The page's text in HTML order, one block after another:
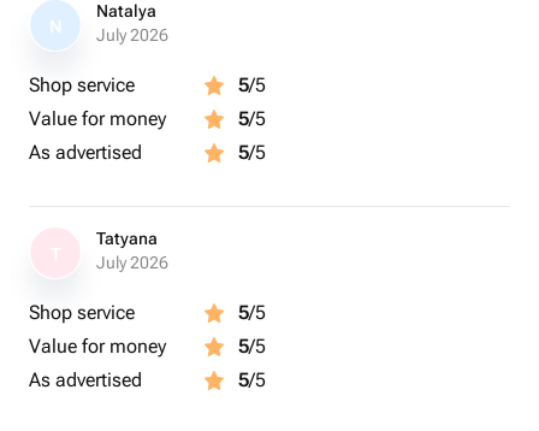
(ツ)_/¯ Важно:
Подарок рассчитан на 2 персоны
Продолжительность стрижки – до 2 часов
Возраст участников: дети – 5-12 лет, взрослые – без
ограничения
Услуга оказывается в выходные дни
Сезон: круглый год
ツ Где проходит:
р-н Даниловский, ул. Люсиновская
подарок, папе, сыну, Москва
N
Natalya
July 2026
Shop service 5/5
Value for money
5/5
As advertised
5/5
Tatyana
July 2026
Shop service 5/5
Value for money
5/5
As advertised
5/5